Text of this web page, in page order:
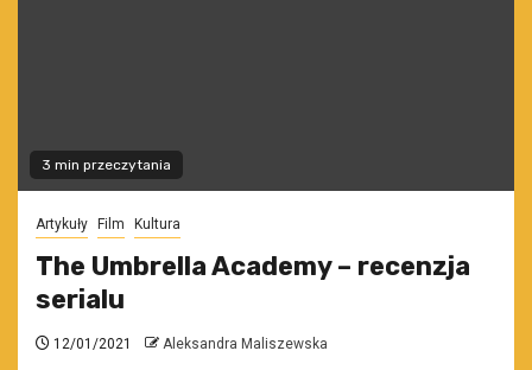
3 min przeczytania
Artykuły Film Kultura
The Umbrella Academy – recenzja
serialu
12/01/2021 Aleksandra Maliszewska